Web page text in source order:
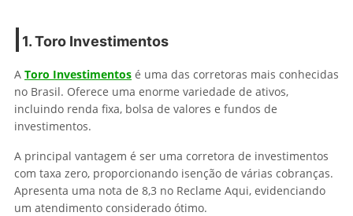
1. Toro Investimentos
A Toro Investimentos é uma das corretoras mais conhecidas
no Brasil. Oferece uma enorme variedade de ativos,
incluindo renda fixa, bolsa de valores e fundos de
investimentos.
A principal vantagem é ser uma corretora de investimentos
com taxa zero, proporcionando isenção de várias cobranças.
Apresenta uma nota de 8,3 no Reclame Aqui, evidenciando
um atendimento considerado ótimo.